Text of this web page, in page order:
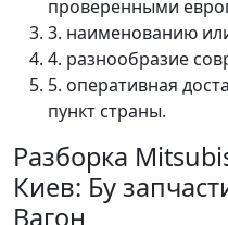
проверенными
3. наименованию
4. разнообразие
5. оперативная
пункт страны.
Разборка
Киев: Бу
Вагон